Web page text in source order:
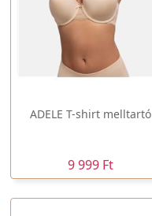
ADELE T-shirt melltartó
9 999 Ft